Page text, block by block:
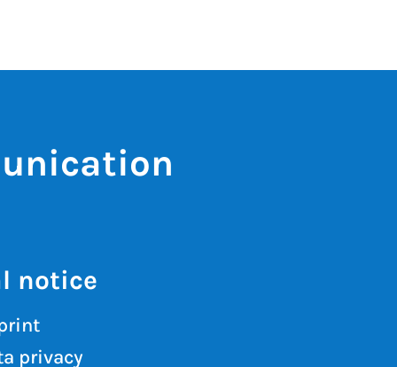
notice
privacy